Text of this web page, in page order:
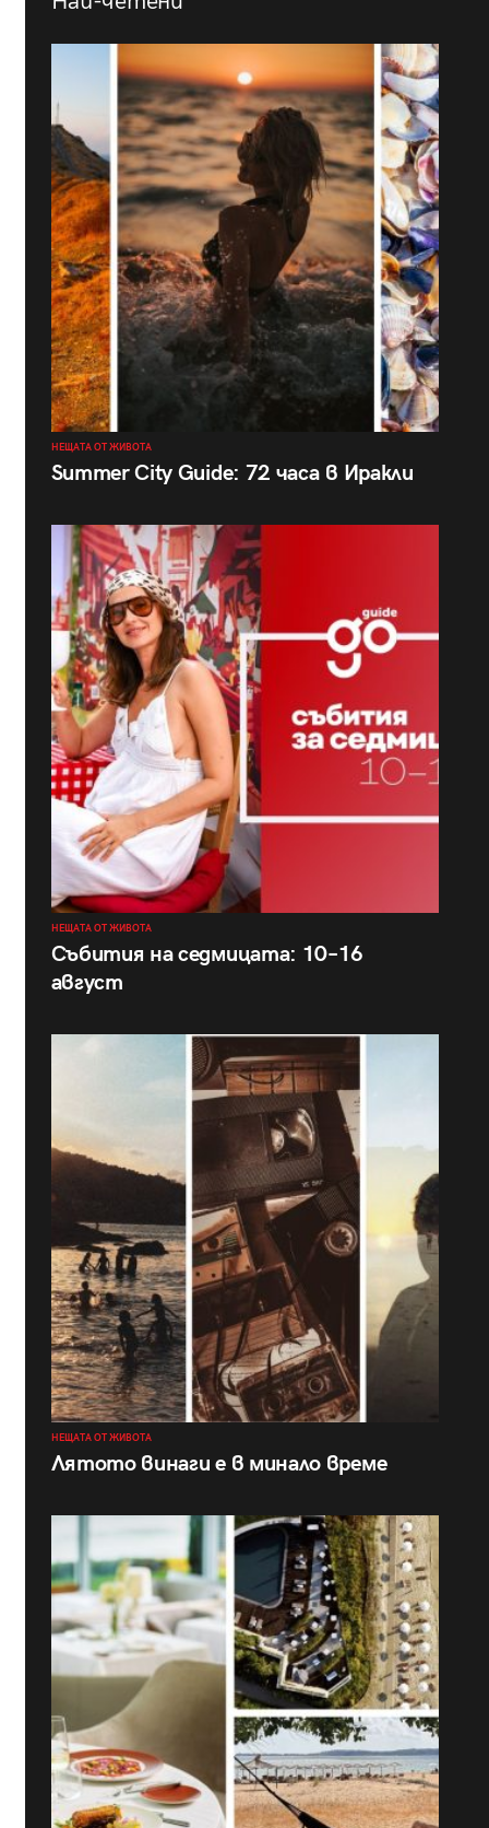
НЕЩАТА ОТ ЖИВОТА
Summer City Guide: 72 часа в Иракли
НЕЩАТА ОТ ЖИВОТА
Събития на седмицата: 10–16
август
НЕЩАТА ОТ ЖИВОТА
Лятото винаги е в минало време